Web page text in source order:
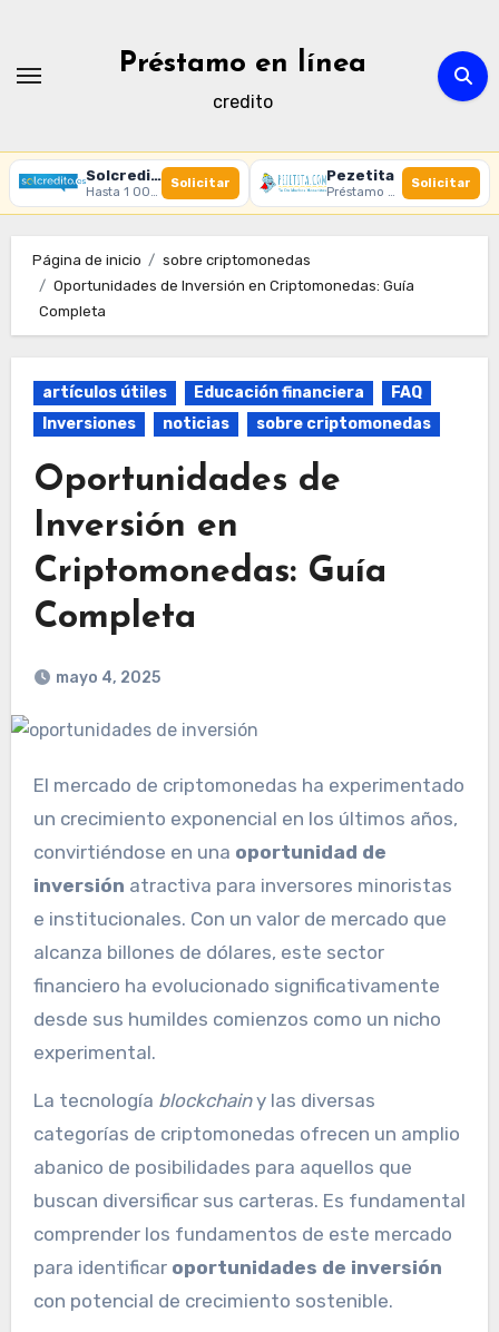
contenido
Préstamo en línea
credito
Solcredito
Hasta 1 000 € · 30 días · 100% online
Solicitar Pezetita
Préstamo online · Aprobación rápida
Solicitar
Página de inicio
sobre criptomonedas
Oportunidades de Inversión en Criptomonedas: Guía
Completa
artículos útiles Educación financiera
FAQ
Inversiones
noticias sobre criptomonedas
Oportunidades de
Inversión en
Criptomonedas: Guía
Completa
mayo 4, 2025
El mercado de criptomonedas ha experimentado
un crecimiento exponencial en los últimos años,
convirtiéndose en una oportunidad de
inversión atractiva para inversores minoristas
e institucionales. Con un valor de mercado que
alcanza billones de dólares, este sector
financiero ha evolucionado significativamente
desde sus humildes comienzos como un nicho
experimental.
La tecnología blockchainy las diversas
categorías de criptomonedas ofrecen un amplio
abanico de posibilidades para aquellos que
buscan diversificar sus carteras. Es fundamental
comprender los fundamentos de este mercado
para identificar oportunidades de inversión
con potencial de crecimiento sostenible.